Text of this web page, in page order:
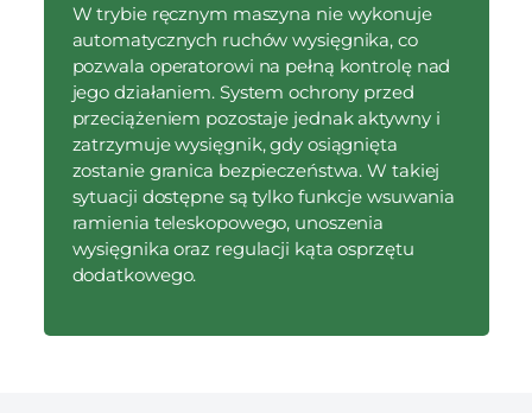
W trybie ręcznym maszyna nie wykonuje
automatycznych ruchów wysięgnika, co
pozwala operatorowi na pełną kontrolę nad
jego działaniem. System ochrony przed
przeciążeniem pozostaje jednak aktywny i
zatrzymuje wysięgnik, gdy osiągnięta
zostanie granica bezpieczeństwa. W takiej
sytuacji dostępne są tylko funkcje wsuwania
ramienia teleskopowego, unoszenia
wysięgnika oraz regulacji kąta osprzętu
dodatkowego.